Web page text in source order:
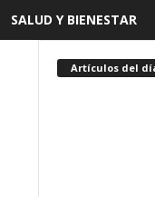
SALUD Y BIENESTAR
Artículos del